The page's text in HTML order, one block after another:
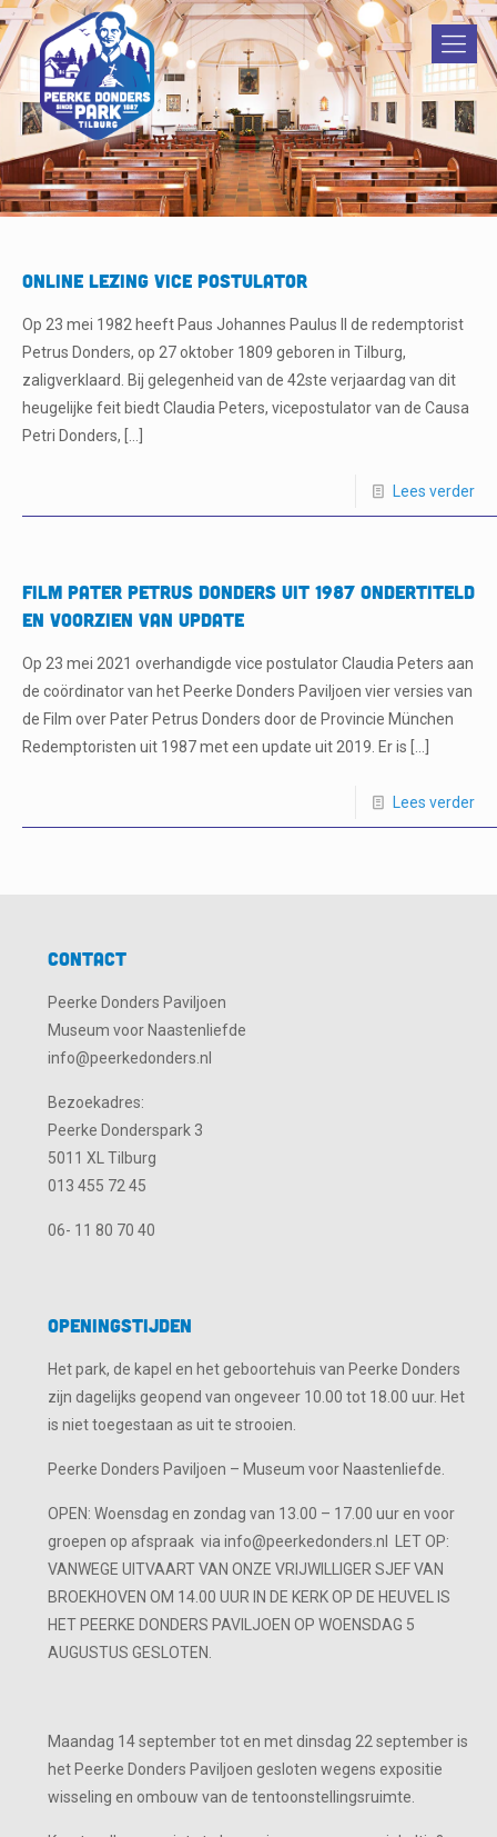
ONLINE LEZING VICE POSTULATOR
Op 23 mei 1982 heeft Paus Johannes Paulus II de redemptorist
Petrus Donders, op 27 oktober 1809 geboren in Tilburg,
zaligverklaard. Bij gelegenheid van de 42ste verjaardag van dit
heugelijke feit biedt Claudia Peters, vicepostulator van de Causa
Petri Donders,
Lees verder
Film Pater Petrus Donders uit 1987 ondertiteld
en voorzien van update
Op 23 mei 2021 overhandigde vice postulator Claudia Peters aan
de coördinator van het Peerke Donders Paviljoen vier versies van
de Film over Pater Petrus Donders door de Provincie München
Redemptoristen uit 1987 met een update uit 2019. Er is
Lees verder
Contact
Peerke Donders Paviljoen
Museum voor Naastenliefde
info@peerkedonders.nl
Bezoekadres:
Peerke Donderspark 3
5011 XL Tilburg
013 455 72 45
06- 11 80 70 40
Openingstijden
Het park, de kapel en het geboortehuis van Peerke Donders
zijn dagelijks geopend van ongeveer 10.00 tot 18.00 uur. Het
is niet toegestaan as uit te strooien.
Peerke Donders Paviljoen – Museum voor Naastenliefde.
OPEN: Woensdag en zondag van 13.00 – 17.00 uur en voor
groepen op afspraak via info@peerkedonders.nl LET OP:
VANWEGE UITVAART VAN ONZE VRIJWILLIGER SJEF VAN
BROEKHOVEN OM 14.00 UUR IN DE KERK OP DE HEUVEL IS
HET PEERKE DONDERS PAVILJOEN OP WOENSDAG 5
AUGUSTUS GESLOTEN.
Maandag 14 september tot en met dinsdag 22 september is
het Peerke Donders Paviljoen gesloten wegens expositie
wisseling en ombouw van de tentoonstellingsruimte.